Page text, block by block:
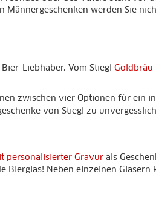
werden Sie
Liebhaber. Vom Stiegl Goldbräu
zwischen vier Optionen für ein
von Stiegl zu
personalisierter Gravur als
Neben einzelnen Gläsern